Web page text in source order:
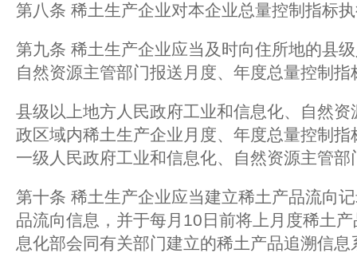
第八条 稀土生产企业对本企业总量控制指标
第九条 稀土生产企业应当及时向住所地的县
自然资源主管部门报送月度、年度总量控制指
县级以上地方人民政府工业和信息化、自然
政区域内稀土生产企业月度、年度总量控制
一级人民政府工业和信息化、自然资源主管部
第十条 稀土生产企业应当建立稀土产品流向
品流向信息，并于每月10日前将上月度稀土
息化部会同有关部门建立的稀土产品追溯信息